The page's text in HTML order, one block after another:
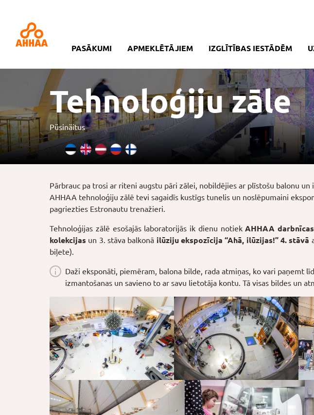
PASĀKUMI APMEKLĒTĀJIEM IZGLĪTĪBAS IESTĀDĒM
Tehnoloģiju zāle
Püsinäitus
Pārbrauc pa trosi ar riteni augstu pāri zālei, nobildējies ar plīstošu balonu
AHHAA tehnoloģiju zālē tevi sagaidīs kustīgs tunelis un noslēpumaini
pagriezties Estronautu trenažieri.
Tehnoloģijas zālē esošajās laboratorijās ik dienu notiekAHHAA
kolekcijas un 3. stāva balkonā ilūziju ekspozīcija “Ahā, ilūzijas!” 4. stāvā
biļete).
Daži eksponāti, piemēram, balona bilde, rada atmiņas, ko vari paņemt
izmantošanas un savieno to ar savu lietotāja kontu. Tā visas bildes un